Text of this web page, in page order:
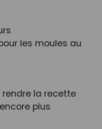
les moules au
la recette
plus